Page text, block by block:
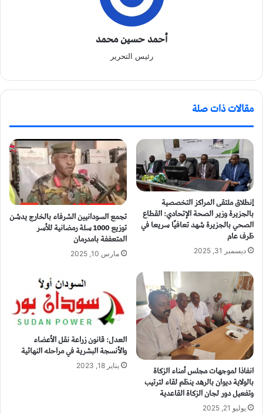
أحمد حسين محمد
رئيس التحرير
مقالات ذات صلة
إنطلاق ملتقى المراكز التخصصية
بالجزيرة وزير الصحة الإتحادي: القطاع
الصحي بالجزيرة شهد تعافيًا سريعا في
ظرف عام
ديسمبر 31, 2025
تجمع السودانيين الشرفاء بالخارج يدشن
توزيع 1000 سلة رمضانية للأسر
المتعففة بامدرمان
مارس 10, 2025
انفاذا لموجهات مجلس أمناء الزكاة
بالولاية ديوان بالرهد ينظم لقاء لترتيب
وتفعيل دور لجان الزكاة القاعدية
يوليو 21, 2025
العدل: قانون زراعة نقل الأعضاء
والأنسجة البشرية في مراحله النهائية
يناير 18, 2023